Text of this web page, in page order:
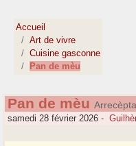
Accueil
Art de vivre
Cuisine gasconne
Pan de mèu
Pan de mèu
samedi 28 février 2026 -